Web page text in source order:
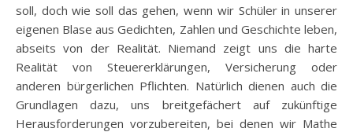
soll, doch wie soll das gehen, wenn wir Schüler in unserer
eigenen Blase aus Gedichten, Zahlen und Geschichte leben,
abseits von der Realität. Niemand zeigt uns die harte
Realität von Steuererklärungen, Versicherung oder
anderen bürgerlichen Pflichten. Natürlich dienen auch die
Grundlagen dazu, uns breitgefächert auf zukünftige
Herausforderungen vorzubereiten, bei denen wir Mathe